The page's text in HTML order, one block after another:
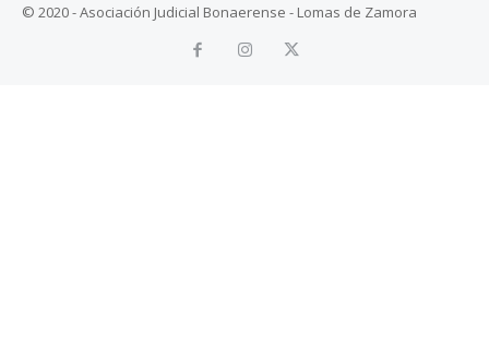
© 2020 - Asociación Judicial Bonaerense - Lomas de Zamora